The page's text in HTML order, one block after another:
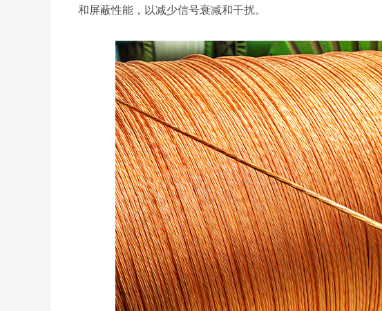
和屏蔽性能，以减少信号衰减和干扰。